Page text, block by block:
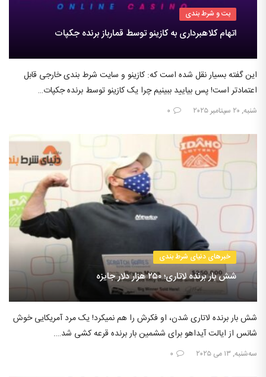
بت و شرط بندی
اتهام کلاهبرداری به کازینو توسط قمارباز برنده جکپات
این گفته بسیار نقل شده است که: کازینو و سایت شرط بندی خارجی قابل
اعتمادتر است! پس بیایید ببینیم چرا یک کازینو توسط برنده جکپات…
شنبه, ۲۰ سپتامبر ۲۰۲۵ ۰
خبرهای دنیای شرط بندی
شش بار برنده لاتاری؛ ۲۵۰ هزار دلار جایزه
شش بار برنده لاتاری شدن، او فکرش را هم نمیکرد! یک مرد آمریکایی خوش
شانس از ایالت آیداهو برای ششمین بار برنده قرعه کشی شد….
سه‌شنبه, ۱۳ می ۲۰۲۵ ۰